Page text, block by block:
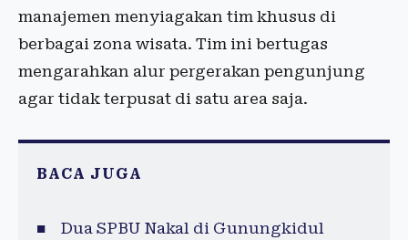
manajemen menyiagakan tim khusus di
berbagai zona wisata. Tim ini bertugas
mengarahkan alur pergerakan pengunjung
agar tidak terpusat di satu area saja.
BACA JUGA
Dua SPBU Nakal di Gunungkidul